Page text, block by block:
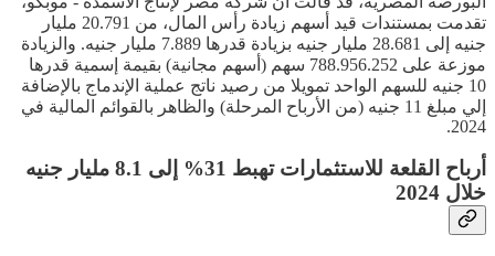
تقدمت بمستندات قيد أسهم زيادة رأس المال، من 20.791 مليار
جنيه إلى 28.681 مليار جنيه بزيادة قدرها 7.889 مليار جنيه. والزيادة
موزعة على 788.956.252 سهم (أسهم مجانية) بقيمة إسمية قدرها
10 جنيه للسهم الواحد تمويلا من رصيد ناتج عملية الإندماج بالإضافة
إلي مبلغ 11 جنيه (من الأرباح المرحلة) والظاهر بالقوائم المالية في
2024.
أرباح القلعة للاستثمارات تهبط 31% إلى 8.1 مليار جنيه
خلال 2024